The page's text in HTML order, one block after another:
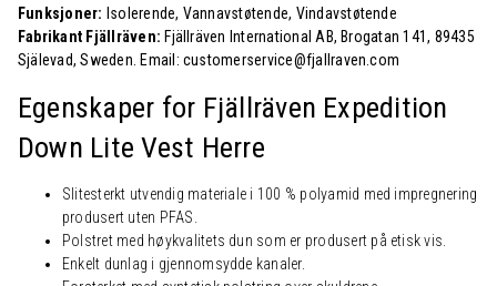
Funksjoner: Isolerende, Vannavstøtende, Vindavstøtende
Fabrikant Fjällräven: Fjällräven International AB, Brogatan 141, 89435
Själevad, Sweden. Email: customerservice@fjallraven.com
Egenskaper for Fjällräven Expedition
Down Lite Vest Herre
Slitesterkt utvendig materiale i 100 % polyamid med impregnering
produsert uten PFAS.
Polstret med høykvalitets dun som er produsert på etisk vis.
Enkelt dunlag i gjennomsydde kanaler.